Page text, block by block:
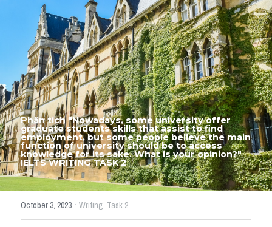
Thư Tín
Mixed
SGK
Vocabularies
Đề writing theo topic
Pie
Line graph
Bar chart
Thành tích học viên
Phân tích "Nowadays, some university offer
graduate students skills that assist to find
employment, but some people believe the main
function of university should be to access
knowledge for its sake. What is your opinion?"
IELTS WRITING TASK 2
October 3, 2023 · Writing, Task 2